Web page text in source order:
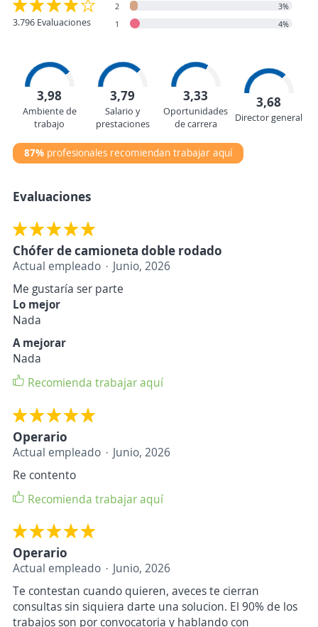
3.796 Evaluaciones
2
3%
1
4%
3,98
Ambiente de
trabajo
3,79
Salario y
prestaciones
3,33
Oportunidades
de carrera
3,68
Director general
87% profesionales recomiendan trabajar aquí
Evaluaciones
Chófer de camioneta doble rodado
Actual empleado
Junio, 2026
Me gustaría ser parte
Lo mejor
Nada
A mejorar
Nada
Recomienda trabajar aquí
Operario
Actual empleado
Junio, 2026
Re contento
Recomienda trabajar aquí
Operario
Actual empleado
Junio, 2026
Te contestan cuando quieren, aveces te cierran
consultas sin siquiera darte una solucion. El 90% de los
trabajos son por convocatoria y hablando con